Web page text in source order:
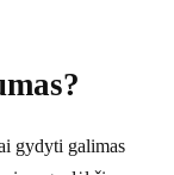
gydyti galimas